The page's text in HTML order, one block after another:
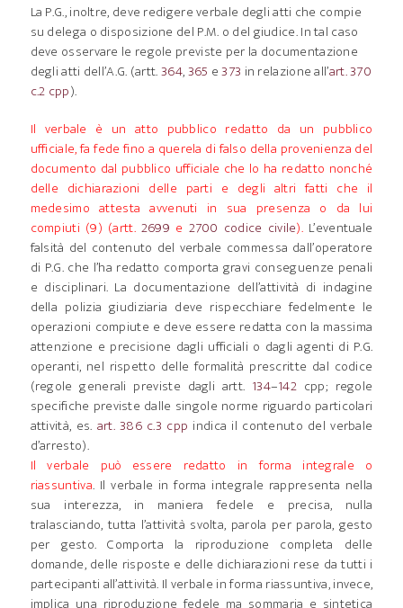
La P.G., inoltre, deve redigere verbale degli atti che compie
su delega o disposizione del P.M. o del giudice. In tal caso
deve osservare le regole previste per la documentazione
degli atti dell’A.G. (artt.364,365 e373 in relazione all’art. 370
c.2 cpp).
Il verbale è un atto pubblico redatto da un pubblico
ufficiale, fa fede fino a querela di falso della provenienza del
documento dal pubblico ufficiale che lo ha redatto nonché
delle dichiarazioni delle parti e degli altri fatti che il
medesimo attesta avvenuti in sua presenza o da lui
compiuti (9) (artt. 2699 e 2700 codice civile). L’eventuale
falsità del contenuto del verbale commessa dall’operatore
di P.G. che l’ha redatto comporta gravi conseguenze penali
e disciplinari. La documentazione dell’attività di indagine
della polizia giudiziaria deve rispecchiare fedelmente le
operazioni compiute e deve essere redatta con la massima
attenzione e precisione dagli ufficiali o dagli agenti di P.G.
operanti, nel rispetto delle formalità prescritte dal codice
(regole generali previste dagli artt. 134–142 cpp; regole
specifiche previste dalle singole norme riguardo particolari
attività, es. art. 386 c.3 cpp indica il contenuto del verbale
d’arresto).
Il verbale può essere redatto in forma integrale o
riassuntiva. Il verbale in forma integrale rappresenta nella
sua interezza, in maniera fedele e precisa, nulla
tralasciando, tutta l’attività svolta, parola per parola, gesto
per gesto. Comporta la riproduzione completa delle
domande, delle risposte e delle dichiarazioni rese da tutti i
partecipanti all’attività. Il verbale in forma riassuntiva, invece,